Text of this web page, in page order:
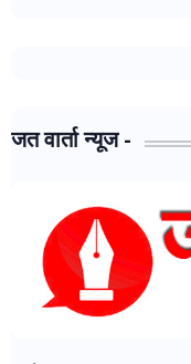
जत वार्ता न्यूज -